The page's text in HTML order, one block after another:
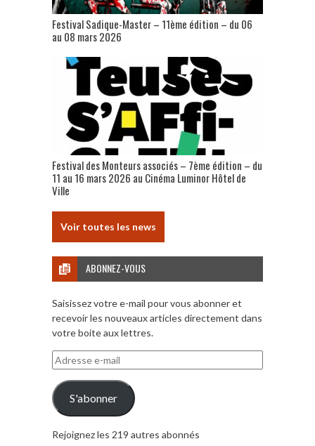
Festival Sadique-Master – 11ème édition – du 06
au 08 mars 2026
Festival des Monteurs associés – 7ème édition – du
11 au 16 mars 2026 au Cinéma Luminor Hôtel de
Ville
Voir toutes les news
ABONNEZ-VOUS
Saisissez votre e-mail pour vous abonner et
recevoir les nouveaux articles directement dans
votre boite aux lettres.
Adresse
e-
mail
S'abonner
Rejoignez les 219 autres abonnés